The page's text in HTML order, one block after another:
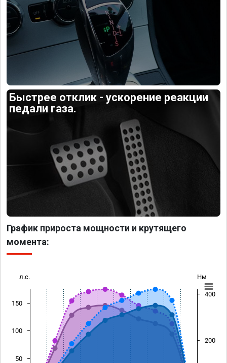
Быстрее отклик - ускорение реакции
педали газа.
График прироста мощности и крутящего
момента:
л.с. Нм
50
100
150
200
400